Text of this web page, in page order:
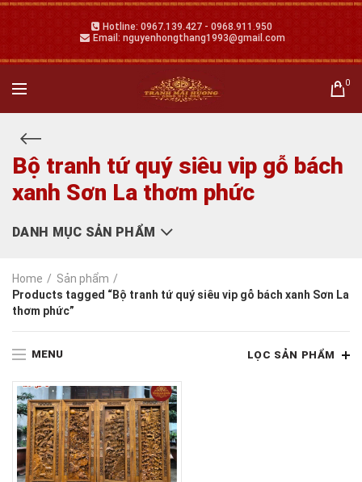
Hotline: 0967.139.427 - 0968.911.950
Email: nguyenhongthang1993@gmail.com
0
Bộ tranh tứ quý siêu vip gỗ bách
xanh Sơn La thơm phức
DANH MỤC SẢN PHẨM
Home
Sản phẩm
Products tagged “Bộ tranh tứ quý siêu vip gỗ bách xanh Sơn La
thơm phức”
MENU LỌC SẢN PHẨM